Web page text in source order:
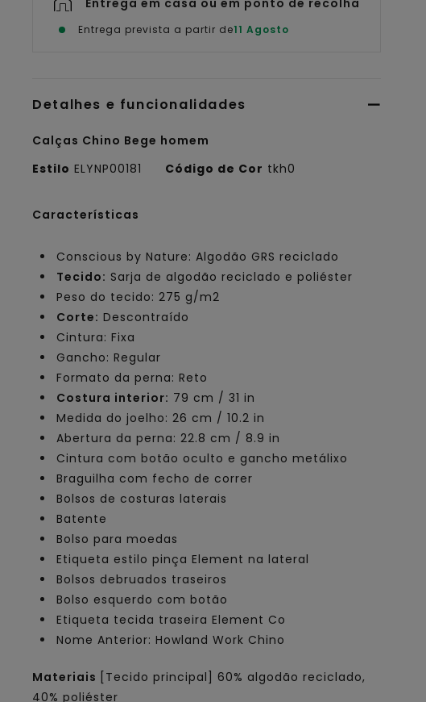
Entrega em casa ou em ponto de recolha
Entrega prevista a partir de11 Agosto
Detalhes e funcionalidades
Calças Chino Bege homem
Estilo ELYNP00181 Código de Cor tkh0
Características
Conscious by Nature: Algodão GRS reciclado
Tecido: Sarja de algodão reciclado e poliéster
Peso do tecido: 275 g/m2
Corte: Descontraído
Cintura: Fixa
Gancho: Regular
Formato da perna: Reto
Costura interior: 79 cm / 31 in
Medida do joelho: 26 cm / 10.2 in
Abertura da perna: 22.8 cm / 8.9 in
Cintura com botão oculto e gancho metálixo
Braguilha com fecho de correr
Bolsos de costuras laterais
Batente
Bolso para moedas
Etiqueta estilo pinça Element na lateral
Bolsos debruados traseiros
Bolso esquerdo com botão
Etiqueta tecida traseira Element Co
Nome Anterior: Howland Work Chino
Materiais
[Tecido principal] 60% algodão reciclado,
40% poliéster